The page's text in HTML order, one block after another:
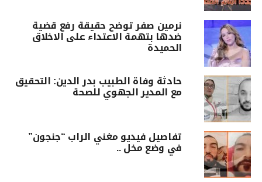
نرمين صفر توضح حقيقة رفع قضية
ضدها بتهمة الاعتداء على الاخلاق
الحميدة
حادثة وفاة الطبيب بدر الدين: التحقيق
مع المدير الجهوي للصحة
تفاصيل فيديو مغني الراب “جنجون”
في وضع مخل ..